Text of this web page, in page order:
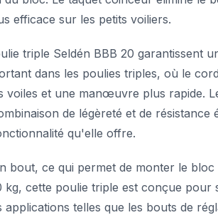
efficace sur les petits voiliers.
triple Seldén BBB 20 garantissent
dans les poulies triples, où le
et une manœuvre plus rapide.
de légèreté et de résistance
qu'elle offre.
bout, ce qui permet de monter le
cette poulie triple est conçue
telles que les bouts de